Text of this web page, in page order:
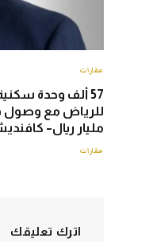
عقارات
57 ألف وحدة
مليار ريال–
عقارات
اترك تعليقك